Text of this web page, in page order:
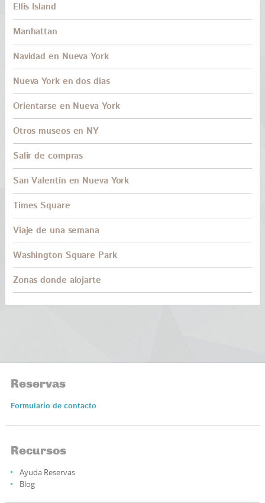
Ellis Island
Manhattan
Navidad en Nueva York
Nueva York en dos días
Orientarse en Nueva York
Otros museos en NY
Salir de compras
San Valentín en Nueva York
Times Square
Viaje de una semana
Washington Square Park
Zonas donde alojarte
Reservas
Formulario de contacto
Recursos
Ayuda Reservas
Blog